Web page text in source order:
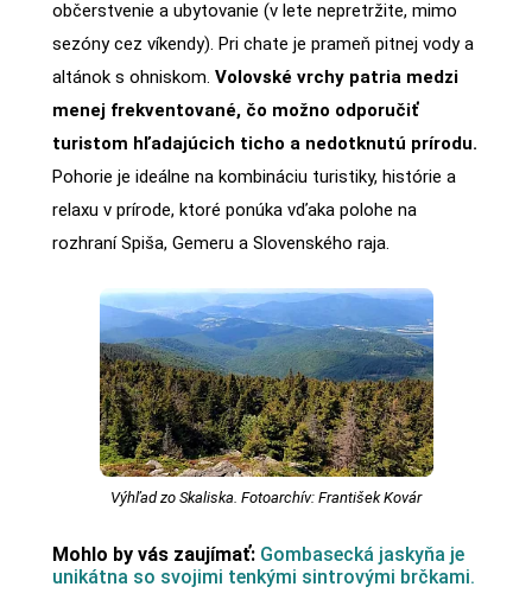
občerstvenie a ubytovanie (v lete nepretržite, mimo
sezóny cez víkendy). Pri chate je prameň pitnej vody a
altánok s ohniskom. Volovské vrchy patria medzi
menej frekventované, čo možno odporučiť
turistom hľadajúcich ticho a nedotknutú prírodu.
Pohorie je ideálne na kombináciu turistiky, histórie a
relaxu v prírode, ktoré ponúka vďaka polohe na
rozhraní Spiša, Gemeru a Slovenského raja.
Výhľad zo Skaliska. Fotoarchív: František Kovár
Mohlo by vás zaujímať: Gombasecká jaskyňa je
unikátna so svojimi tenkými sintrovými brčkami.